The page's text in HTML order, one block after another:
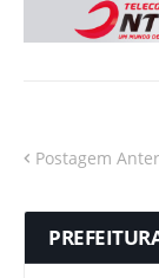
Postagem